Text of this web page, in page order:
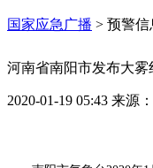
国家应急广播 > 预警信
河南省南阳市发布大雾
2020-01-19 05:43 来源：